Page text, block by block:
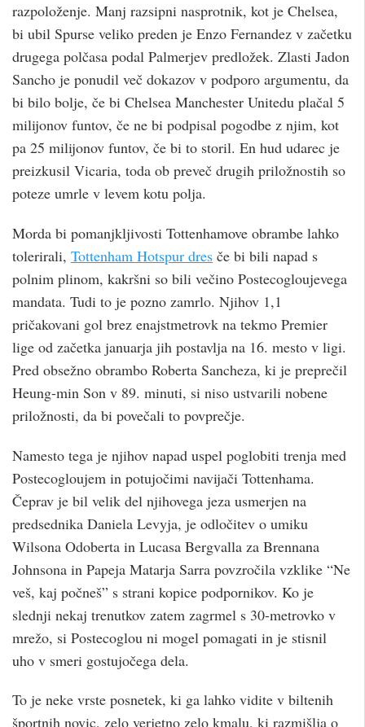
razpoloženje. Manj razsipni nasprotnik, kot je Chelsea,
bi ubil Spurse veliko preden je Enzo Fernandez v začetku
drugega polčasa podal Palmerjev predložek. Zlasti Jadon
Sancho je ponudil več dokazov v podporo argumentu, da
bi bilo bolje, če bi Chelsea Manchester Unitedu plačal 5
milijonov funtov, če ne bi podpisal pogodbe z njim, kot
pa 25 milijonov funtov, če bi to storil. En hud udarec je
preizkusil Vicaria, toda ob preveč drugih priložnostih so
poteze umrle v levem kotu polja.
Morda bi pomanjkljivosti Tottenhamove obrambe lahko
tolerirali, Tottenham Hotspur dres če bi bili napad s
polnim plinom, kakršni so bili večino Postecogloujevega
mandata. Tudi to je pozno zamrlo. Njihov 1,1
pričakovani gol brez enajstmetrovk na tekmo Premier
lige od začetka januarja jih postavlja na 16. mesto v ligi.
Pred obsežno obrambo Roberta Sancheza, ki je preprečil
Heung-min Son v 89. minuti, si niso ustvarili nobene
priložnosti, da bi povečali to povprečje.
Namesto tega je njihov napad uspel poglobiti trenja med
Postecogloujem in potujočimi navijači Tottenhama.
Čeprav je bil velik del njihovega jeza usmerjen na
predsednika Daniela Levyja, je odločitev o umiku
Wilsona Odoberta in Lucasa Bergvalla za Brennana
Johnsona in Papeja Matarja Sarra povzročila vzklike “Ne
veš, kaj počneš” s strani kopice podpornikov. Ko je
slednji nekaj trenutkov zatem zagrmel s 30-metrovko v
mrežo, si Postecoglou ni mogel pomagati in je stisnil
uho v smeri gostujočega dela.
To je neke vrste posnetek, ki ga lahko vidite v biltenih
športnih novic, zelo verjetno zelo kmalu, ki razmišlja o